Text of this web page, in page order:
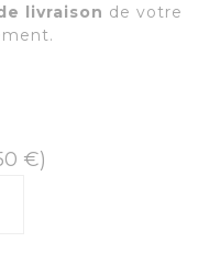
livraison de votre
€)